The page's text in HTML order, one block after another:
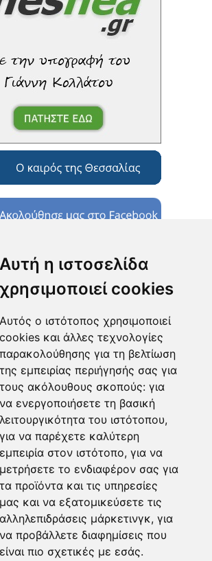
Αυτή η ιστοσελίδα
χρησιμοποιεί cookies
Αυτός ο ιστότοπος χρησιμοποιεί
cookies και άλλες τεχνολογίες
παρακολούθησης για τη βελτίωση
της εμπειρίας περιήγησής σας για
τους ακόλουθους σκοπούς: για
να ενεργοποιήσετε τη βασική
λειτουργικότητα του ιστότοπου,
για να παρέχετε καλύτερη
εμπειρία στον ιστότοπο, για να
μετρήσετε το ενδιαφέρον σας για
τα προϊόντα και τις υπηρεσίες
μας και να εξατομικεύσετε τις
αλληλεπιδράσεις μάρκετινγκ, για
να προβάλλετε διαφημίσεις που
είναι πιο σχετικές με εσάς.
|SNG Services
| Όροι Χρήσης |Δήλωση
|
Περιεχόμενο
για τα Cookies
με τη σύσταση (ΕΕ)
334|Ταυτότητα
|WEB TV| LIVE
| Twitter | Youtube
RSS Feed